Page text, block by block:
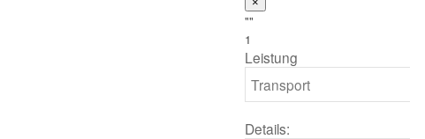
""
1
Leistung
Details: